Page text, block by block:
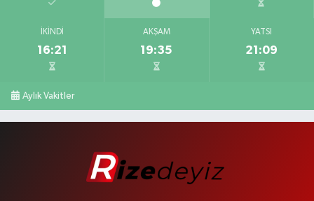
İKINDI
16:21
AKŞAM
19:35
YATSI
21:09
Aylık Vakitler